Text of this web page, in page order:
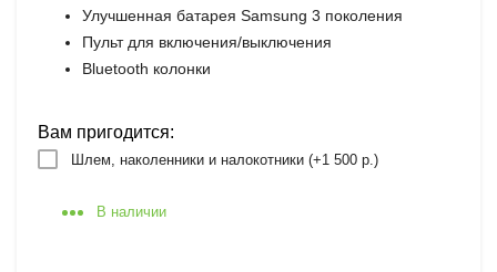
Улучшенная батарея Samsung 3 поколения
Пульт для включения/выключения
Bluetooth колонки
Вам пригодится:
Шлем, наколенники и налокотники (+1 500 р.)
В наличии